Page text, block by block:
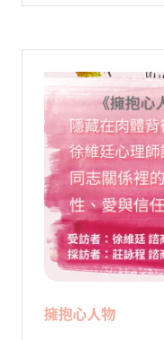
任，瞬間全數倒
擁抱心人物